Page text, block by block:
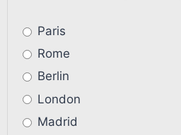
Paris
Rome
Berlin
London
Madrid